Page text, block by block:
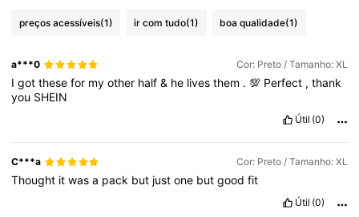
preços acessíveis(1) ir com tudo(1) boa qualidade(1)
a***0 Cor: Preto / Tamanho: XL
Igotthesefor myother half& he livesthem .💯 Perfect ,thank
you SHEIN
Útil (0)
C***a Cor: Preto / Tamanho: XL
Thought itwasa pack but justone butgoodfit
Útil (0)